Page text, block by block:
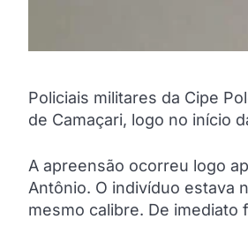
Policiais militares da Cipe
de Camaçari, logo no início
A apreensão ocorreu logo
Antônio. O indivíduo estava
mesmo calibre. De imediato